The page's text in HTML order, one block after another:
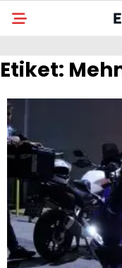
Etiket: